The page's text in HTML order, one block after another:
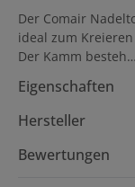
Der Comair
ideal zum
Der Kamm besteh…
Eigenschaften
Hersteller
Bewertungen